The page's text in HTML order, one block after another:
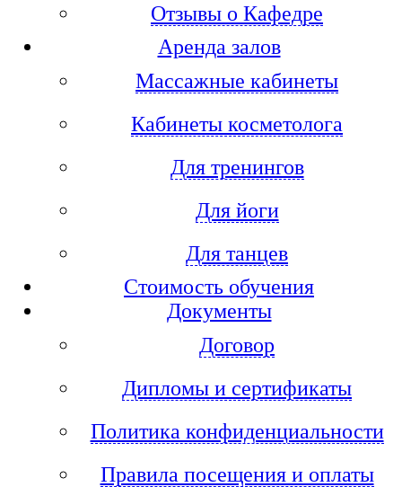
Отзывы о Кафедре
Аренда залов
Массажные кабинеты
Кабинеты косметолога
Для тренингов
Для йоги
Для танцев
Стоимость обучения
Документы
Договор
Дипломы и сертификаты
Политика конфиденциальности
Правила посещения и оплаты